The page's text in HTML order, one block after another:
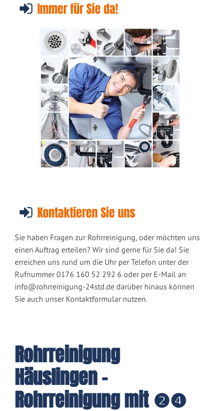
Immer für Sie da!
Kontaktieren Sie uns
Sie haben Fragen zur Rohrreinigung, oder möchten uns
einen Auftrag erteilen? Wir sind gerne für Sie da! Sie
erreichen uns rund um die Uhr per Telefon unter der
Rufnummer 0176 160 52 292 6 oder per E-Mail an
info@rohrreinigung-24std.de darüber hinaus können
Sie auch unser Kontaktformular nutzen.
Rohrreinigung
Häuslingen -
Rohrreinigung mit ❷❹